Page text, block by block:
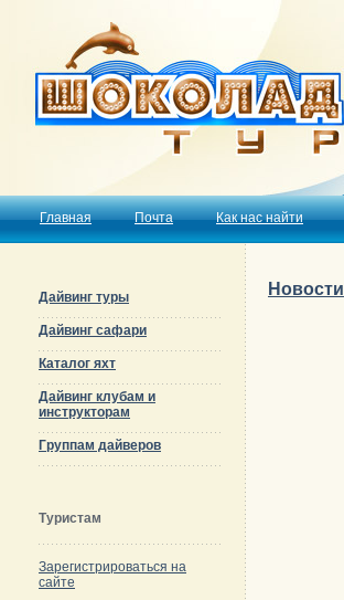
Главная Почта Как нас найти
Дайвинг туры
Дайвинг сафари
Каталог яхт
Дайвинг клубам и
инструкторам
Группам дайверов
Туристам
Зарегистрироваться на
сайте
Новости